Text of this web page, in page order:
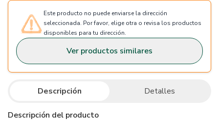
Este producto no puede enviarse la dirección
seleccionada. Por favor, elige otra o revisa los productos
disponibles para tu dirección.
Ver productos similares
Descripción Detalles
Descripción del producto